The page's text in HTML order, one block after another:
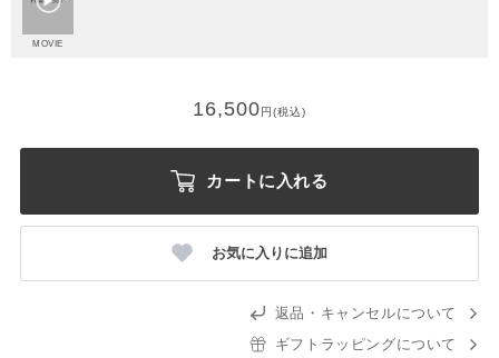
MOVIE
16,500円(税込)
カートに入れる
お気に入りに追加
返品・キャンセルについて
ギフトラッピングについて